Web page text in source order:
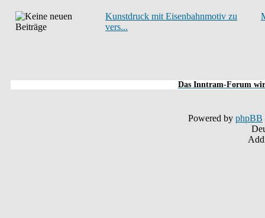
Kunstdruck mit Eisenbahnmotiv zu
vers...
Das Inntram-Forum
Powered by phpBB